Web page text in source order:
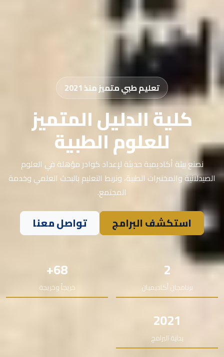
تعليم طبي متميز منذ 2021
كلية الدليل المتميز
للعلوم الطبية
نصنع بيئة أكاديمية حديثة لإعداد كوادر مؤهلة في العلوم
الصيدلانية والمختبرات الطبية، ونربط التعليم بالبحث العلمي وخدمة
المجتمع.
استكشف البرامج تواصل معنا
2
برنامجان أكاديميان
68+
خريجاً وخريجة
2021
بداية البرامج